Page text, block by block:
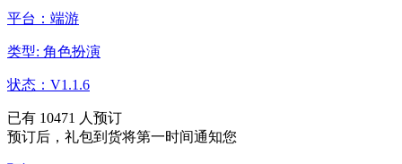
平台：端游
类型: 角色扮演
状态：V1.1.6
已有 10471 人预订
预订后，礼包到货将第一时间通知您